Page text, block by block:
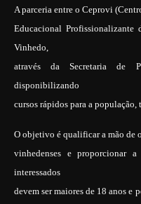
A parceria entre o Ceprovi
Educacional
Vinhedo,
através da Secretaria de
disponibilizando
cursos rápidos para a
O objetivo é qualificar a mão de
vinhedenses e proporcionar
interessados
devem ser maiores de 18 anos e